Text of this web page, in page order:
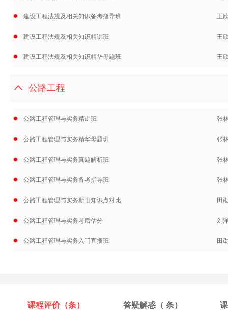
建设工程法规及相关知识备考指导班 王
建设工程法规及相关知识精讲班 王
建设工程法规及相关知识精华母题班 王
公路工程
公路工程管理与实务精讲班 张
公路工程管理与实务精华母题班 张
公路工程管理与实务真题解析班 张
公路工程管理与实务备考指导班 张
公路工程管理与实务新旧知识点对比 田
公路工程管理与实务考后估分 刘
公路工程管理与实务入门直播班 田
课程评价（条） 答疑解惑（ 条）